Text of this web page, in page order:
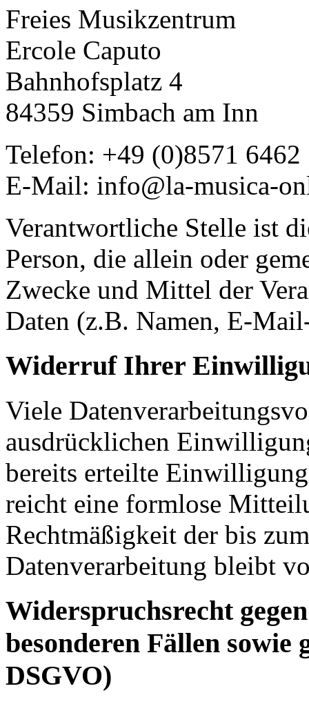
Freies Musikzentrum
Ercole Caputo
Bahnhofsplatz 4
84359 Simbach am Inn
Telefon: +49 (0)8571 6462
E-Mail: info@la-musica-
Verantwortliche Stelle ist
Person, die allein oder
Zwecke und Mittel der
Daten (z.B. Namen, E-
Widerruf Ihrer
Viele
ausdrücklichen
bereits erteilte
reicht eine formlose
Rechtmäßigkeit der bis
Datenverarbeitung bleibt
Widerspruchsrecht
besonderen Fällen
DSGVO)